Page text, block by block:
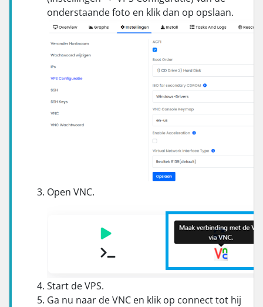
onderstaande foto en klik dan op opslaan.
Open VNC.
Start de VPS.
Ga nu naar de VNC en klik op connect tot hij